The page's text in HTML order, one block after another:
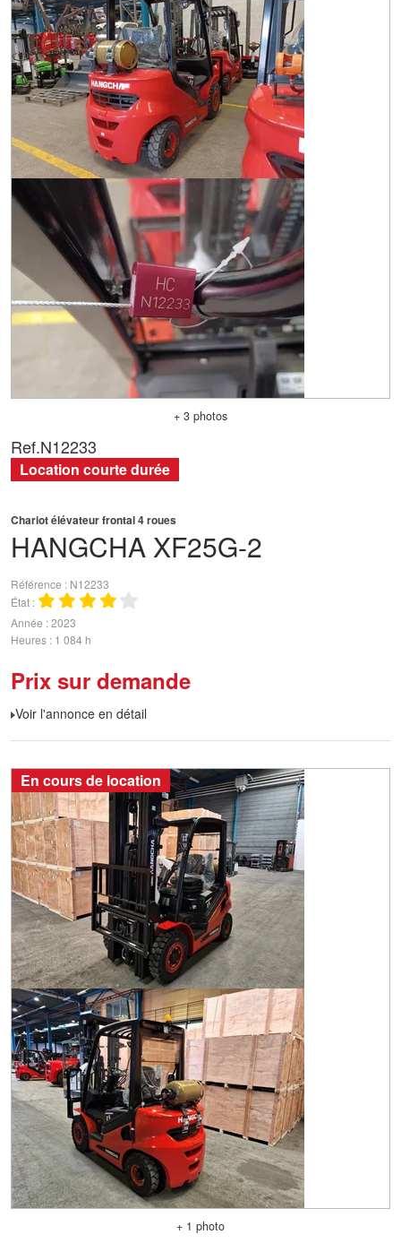
+ 3 photos
HANGCHA XF25G-2
Chariot élévateur frontal 4 roues
Référence
N12233
État
Année 2023
Heures 1 084 h
Prix sur demande
Voir l'annonce en détail
Ref.N12233
Location courte durée
En cours de location
+ 1 photo